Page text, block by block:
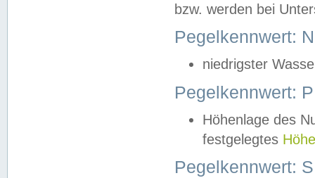
bzw. werden bei
Pegelkennwert:
niedrigster
Pegelkennwert:
Höhenlage des
festgelegtes
Pegelkennwert: